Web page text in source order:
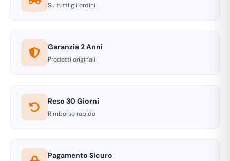
Su tutti gli ordini
Garanzia 2 Anni
Prodotti originali
Reso 30 Giorni
Rimborso rapido
Pagamento Sicuro